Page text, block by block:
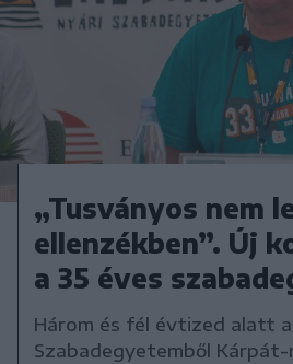
„Tusványos nem
ellenzékben”. Új
a 35 éves
Három és fél évtized alatt
Szabadegyetemből Kárpát-